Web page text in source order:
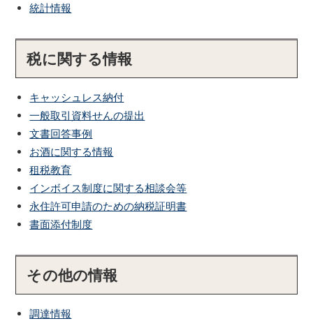
統計情報
税に関する情報
キャッシュレス納付
一般取引資料せんの提出
文書回答事例
お酒に関する情報
租税教育
インボイス制度に関する相談会等
永住許可申請のための納税証明書
書面添付制度
その他の情報
調達情報